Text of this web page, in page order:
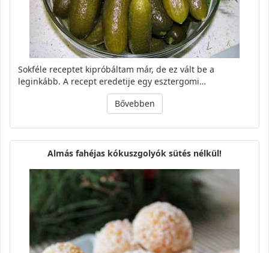
Sokféle receptet kipróbáltam már, de ez vált be a
leginkább. A recept eredetije egy esztergomi…
Bővebben
Almás fahéjas kókuszgolyók sütés nélkül!